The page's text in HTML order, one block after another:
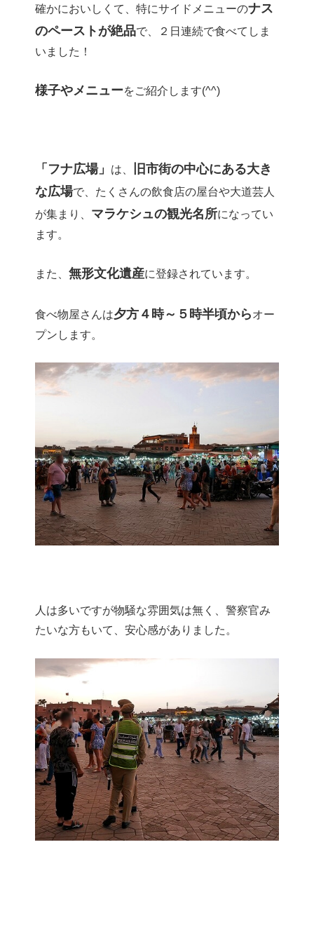
確かにおいしくて、特にサイドメニューのナス
のペーストが絶品で、２日連続で食べてしま
いました！
様子やメニューをご紹介します(^^)
「フナ広場」 は、
旧市街の中心にある大き
な広場で、たくさんの飲食店の屋台や大道芸人
が集まり、 マラケシュの観光名所になってい
ます。
また、 無形文化遺産に登録されています。
食べ物屋さんは夕方４時～５時半頃からオー
プンします。
人は多いですが物騒な雰囲気は無く、警察官み
たいな方もいて、安心感がありました。